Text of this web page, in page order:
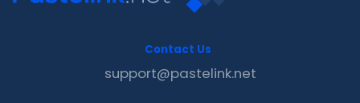
Contact Us
support@pastelink.net